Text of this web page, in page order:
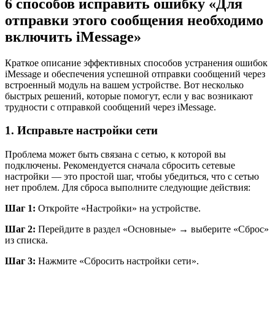
6 способов исправить ошибку «Для
отправки этого сообщения необходимо
включить iMessage»
Краткое описание эффективных способов устранения ошибок
iMessage и обеспечения успешной отправки сообщений через
встроенный модуль на вашем устройстве. Вот несколько
быстрых решений, которые помогут, если у вас возникают
трудности с отправкой сообщений через iMessage.
1. Исправьте настройки сети
Проблема может быть связана с сетью, к которой вы
подключены. Рекомендуется сначала сбросить сетевые
настройки — это простой шаг, чтобы убедиться, что с сетью
нет проблем. Для сброса выполните следующие действия:
Шаг 1: Откройте «Настройки» на устройстве.
Шаг 2: Перейдите в раздел «Основные» → выберите «Сброс»
из списка.
Шаг 3: Нажмите «Сбросить настройки сети».